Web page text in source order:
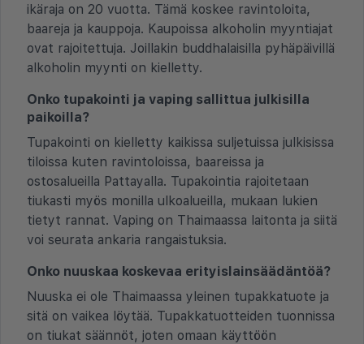
ikäraja on 20 vuotta. Tämä koskee ravintoloita,
baareja ja kauppoja. Kaupoissa alkoholin myyntiajat
ovat rajoitettuja. Joillakin buddhalaisilla pyhäpäivillä
alkoholin myynti on kielletty.
Onko tupakointi ja vaping sallittua julkisilla
paikoilla?
Tupakointi on kielletty kaikissa suljetuissa julkisissa
tiloissa kuten ravintoloissa, baareissa ja
ostosalueilla Pattayalla. Tupakointia rajoitetaan
tiukasti myös monilla ulkoalueilla, mukaan lukien
tietyt rannat. Vaping on Thaimaassa laitonta ja siitä
voi seurata ankaria rangaistuksia.
Onko nuuskaa koskevaa erityislainsäädäntöä?
Nuuska ei ole Thaimaassa yleinen tupakkatuote ja
sitä on vaikea löytää. Tupakkatuotteiden tuonnissa
on tiukat säännöt, joten omaan käyttöön